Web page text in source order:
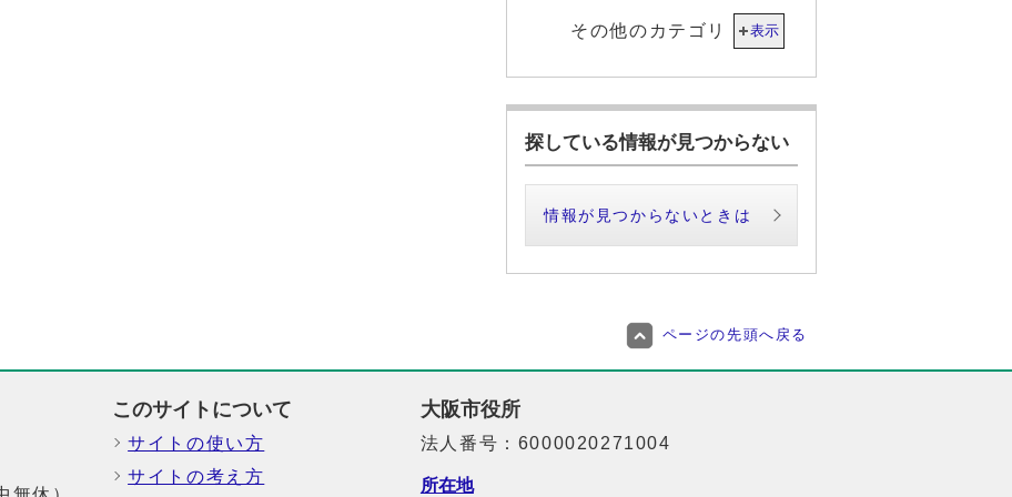
その他のカテゴリ 表示
探している情報が見つからない
情報が見つからないときは
ページの先頭へ戻る
このサイトについて
サイトの使い方
サイトの考え方
大阪市役所
法人番号：6000020271004
所在地